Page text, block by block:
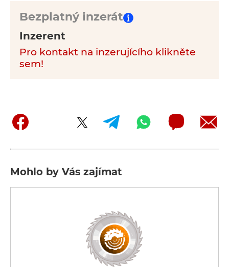
Bezplatný inzerát
Inzerent
Pro kontakt na inzerujícího klikněte
sem!
Mohlo by Vás zajímat